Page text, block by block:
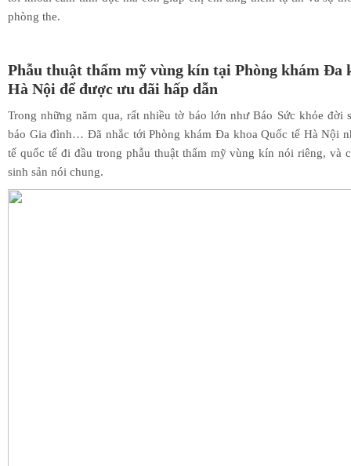
phòng the.
Phẫu thuật thẩm mỹ vùng kín tại Phòng khám Đa
Hà Nội để được ưu đãi hấp dẫn
Trong những năm qua, rất nhiều tờ báo lớn như Báo Sức khỏe đời
báo Gia đình… Đã nhắc tới Phòng khám Đa khoa Quốc tế Hà Nội
tế quốc tế đi đầu trong phẫu thuật thẩm mỹ vùng kín nói riêng, và
sinh sản nói chung.